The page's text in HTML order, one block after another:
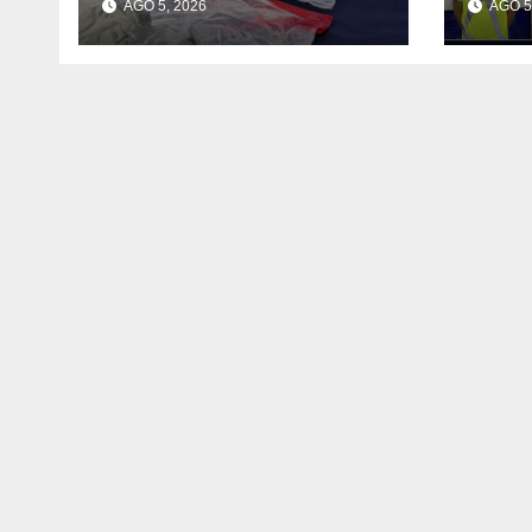
distribuyendo
droga en la
AGO 5, 2026 AGO